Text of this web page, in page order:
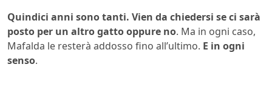
Quindici anni sono tanti. Vien da chiedersi se ci sarà
posto per un altro gatto oppure no. Ma in ogni caso,
Mafalda le resterà addosso fino all’ultimo. E in ogni
senso.